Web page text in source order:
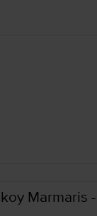
Marmaris -